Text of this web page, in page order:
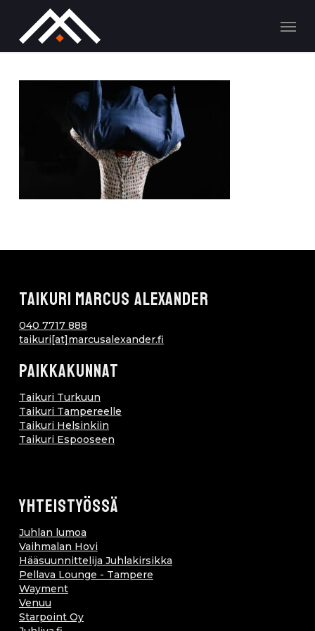
main
TAIKURI MARCUS ALEXANDER
040 7717 888
taikuri[at]marcusalexander.fi
PAIKKAKUNNAT
Taikuri Turkuun
Taikuri Tampereelle
Taikuri Helsinkiin
Taikuri Espooseen
YHTEISTYÖSSÄ
Juhlan lumoa
Vaihmalan Hovi
Hääsuunnittelija Juhlakirsikka
Pellava Lounge - Tampere
Wayment
Venuu
Starpoint Oy